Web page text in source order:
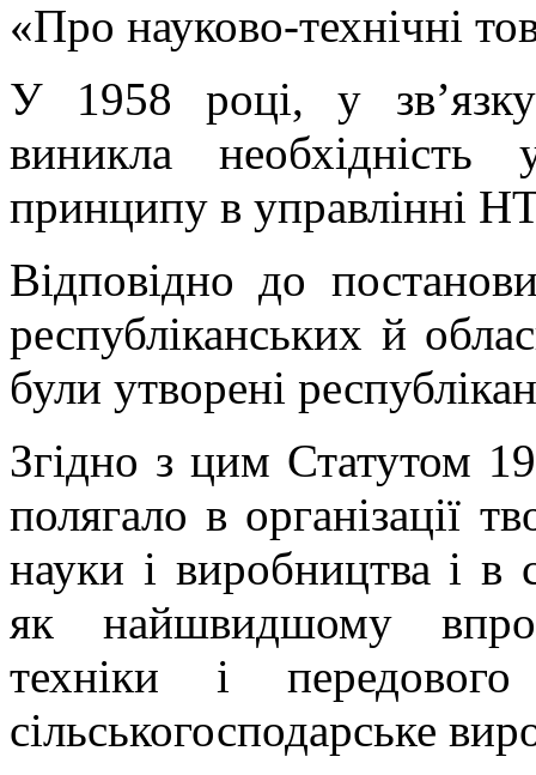
«Про науково-технічні
У 1958 році, у
виникла необхідність
принципу в управлінні
Відповідно до
республіканських й
були утворені
Згідно з цим Статутом
полягало в організації
науки і виробництва і в
як найшвидшому
техніки і
сільськогосподарське